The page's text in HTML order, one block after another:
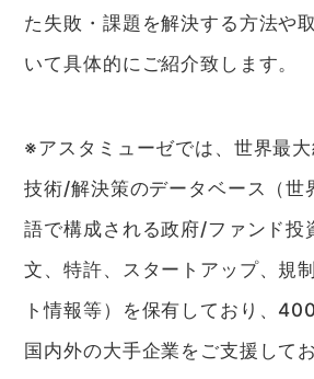
た失敗・課題を解決する方法や
いて具体的にご紹介致します。
※アスタミューゼでは、世界最
技術/解決策のデータベース（
語で構成される政府/ファンド投
文、特許、スタートアップ、規
ト情報等）を保有しており、
国内外の大手企業をご支援して